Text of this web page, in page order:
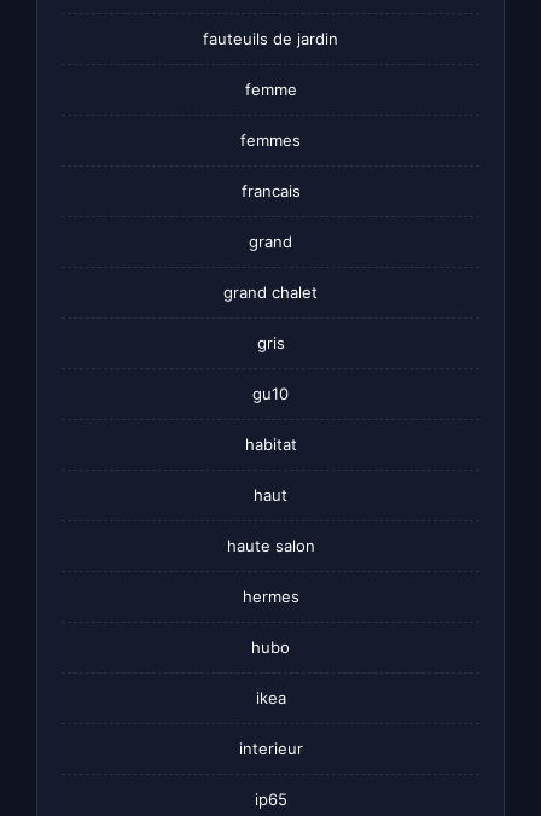
fauteuils de jardin
femme
femmes
francais
grand
grand chalet
gris
gu10
habitat
haut
haute salon
hermes
hubo
ikea
interieur
ip65